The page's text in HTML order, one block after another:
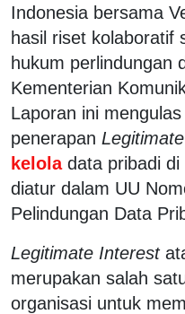
Indonesia bersama
hasil riset kolaboratif
hukum perlindungan
Kementerian
Laporan ini
penerapan
kelola data pribadi
diatur dalam UU
Pelindungan Data
Legitimate Interest
merupakan salah
organisasi untuk